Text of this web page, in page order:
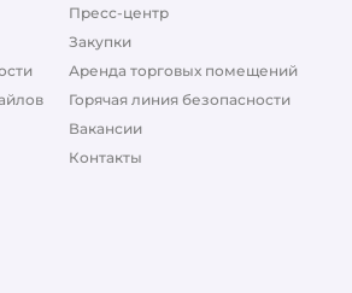
Пресс-центр
Закупки
Аренда торговых помещений
Горячая линия безопасности
Вакансии
Контакты